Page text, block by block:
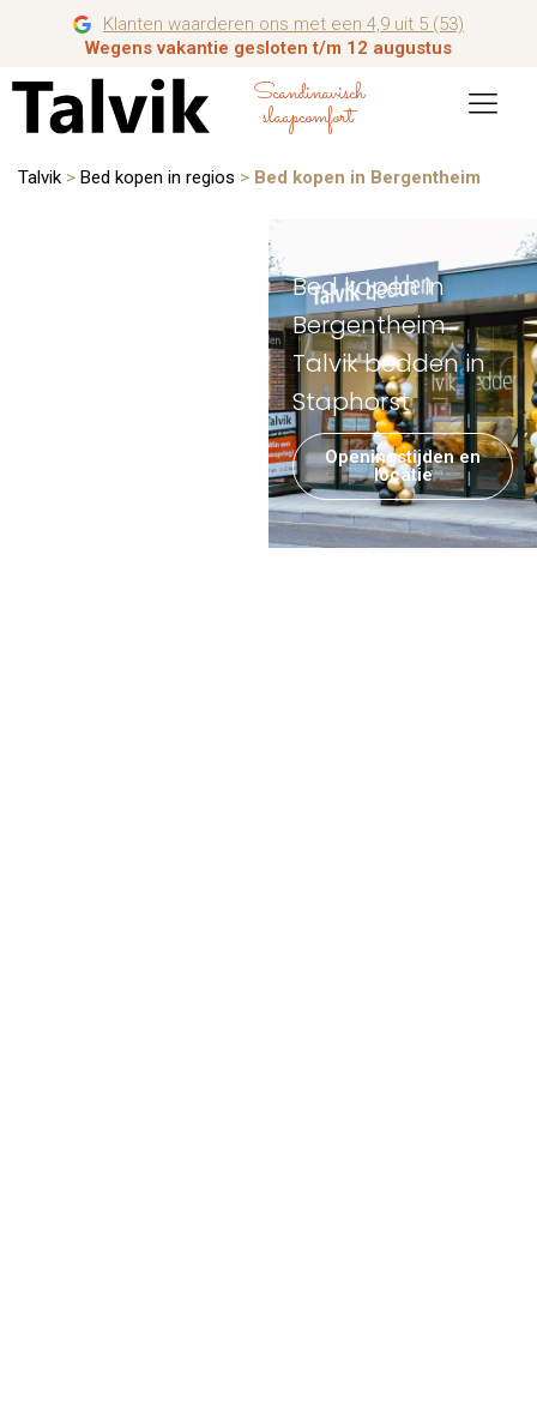
Klanten waarderen ons met een 4,9 uit 5 (53)
Wegens vakantie gesloten t/m 12 augustus
Scandinavisch
slaapcomfort
Talvik > Bed kopen in regios > Bed kopen in Bergentheim
Bed kopen in
Bergentheim
Talvik bedden in
Staphorst
Openingstijden en
locatie